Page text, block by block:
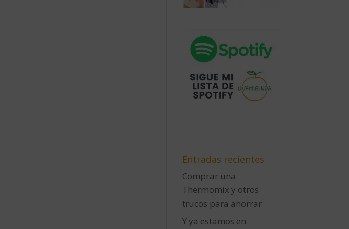
Entradas recientes
Comprar una
Thermomix y otros
trucos para ahorrar
Y ya estamos en